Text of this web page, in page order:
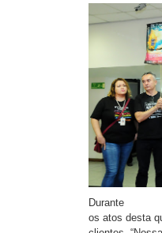
Durante
os atos desta